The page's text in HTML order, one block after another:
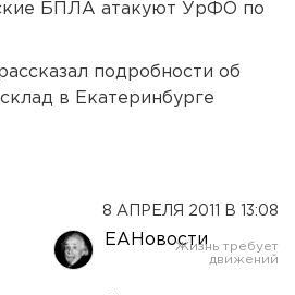
БПЛА атакуют УрФО по
подробности об
в Екатеринбурге
8 АПРЕЛЯ 2011 В 13:08
ЕАНовости